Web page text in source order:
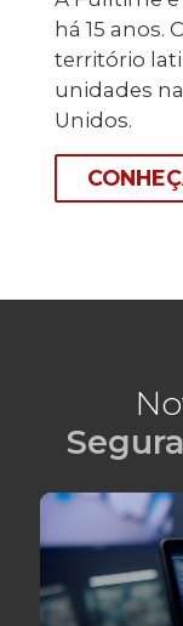
há 15 anos.
território
unidades
Unidos.